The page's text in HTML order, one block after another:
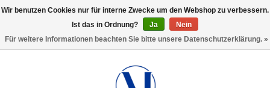
Wir benutzen Cookies nur für interne Zwecke um den Webshop zu verbessern.
Ist das in Ordnung?
Ja
Nein
Für weitere Informationen beachten Sie bitte unsere Datenschutzerklärung. »